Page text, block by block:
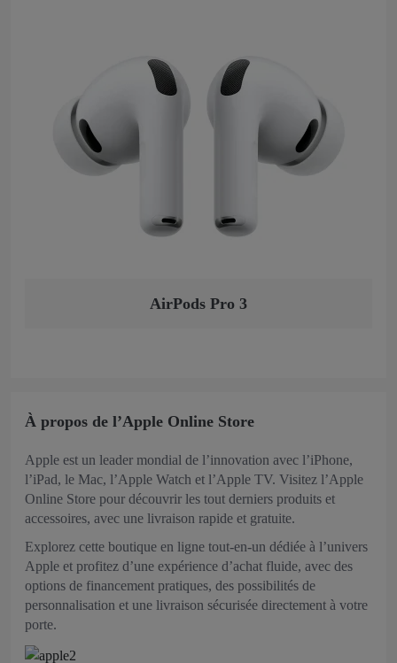
AirPods Pro 3
À propos de l’Apple Online Store
Apple est un leader mondial de l’innovation avec l’iPhone,
l’iPad, le Mac, l’Apple Watch et l’Apple TV. Visitez l’Apple
Online Store pour découvrir les tout derniers produits et
accessoires, avec une livraison rapide et gratuite.
Explorez cette boutique en ligne tout-en-un dédiée à l’univers
Apple et profitez d’une expérience d’achat fluide, avec des
options de financement pratiques, des possibilités de
personnalisation et une livraison sécurisée directement à votre
porte.